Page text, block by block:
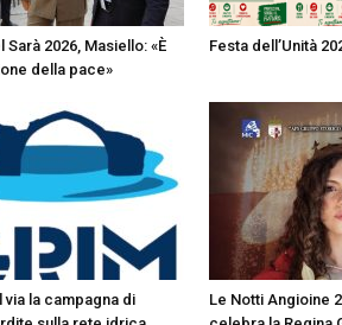
Sarà 2026, Masiello: «È
della pace»
Festa dell’Unità
via la campagna di
Le Notti Angioine